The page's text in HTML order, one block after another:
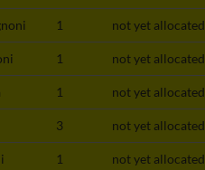
1 not yet allocated
1 not yet allocated
1 not yet allocated
3 not yet allocated
1 not yet allocated